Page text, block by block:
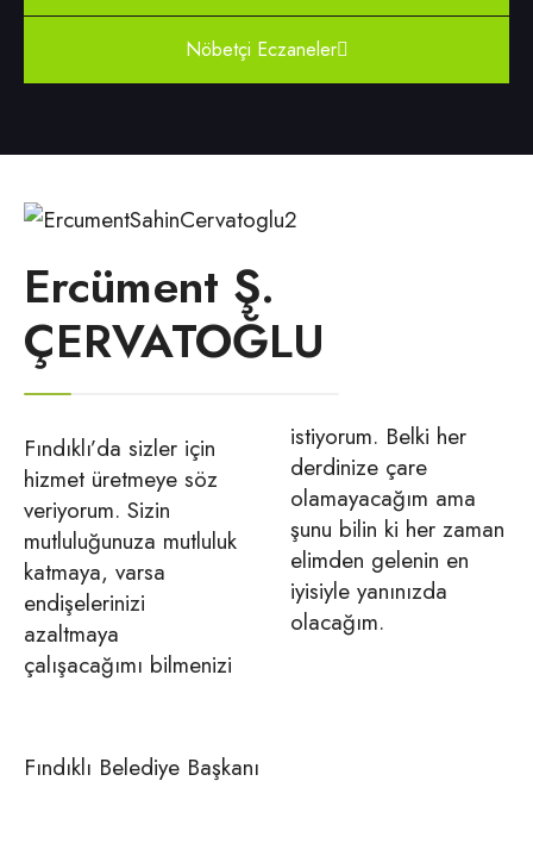
Nöbetçi Eczaneler
Ercüment Ş.
ÇERVATOĞLU
Fındıklı’da sizler için
hizmet üretmeye söz
veriyorum. Sizin
mutluluğunuza mutluluk
katmaya, varsa
endişelerinizi
azaltmaya
çalışacağımı bilmenizi
istiyorum. Belki her
derdinize çare
olamayacağım ama
şunu bilin ki her zaman
elimden gelenin en
iyisiyle yanınızda
olacağım.
Fındıklı Belediye Başkanı